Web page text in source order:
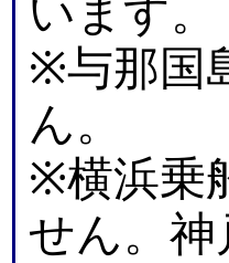
います。
※与那国
ん。
※横浜乗
せん。神